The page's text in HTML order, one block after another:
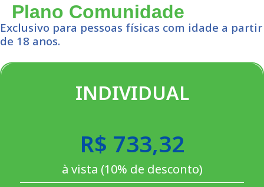
Plano Comunidade
Exclusivo para pessoas físicas com idade a partir
de 18 anos.
INDIVIDUAL
R$ 733,32
à vista (10% de desconto)